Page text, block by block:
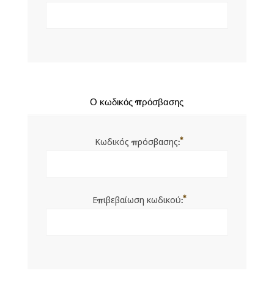
Ο κωδικός πρόσβασης
Κωδικός πρόσβασης:*
Επιβεβαίωση κωδικού:*